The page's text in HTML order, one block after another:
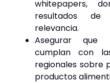
whitepapers,
resultados de
relevancia.
Asegurar que
cumplan con
regionales sobre
productos